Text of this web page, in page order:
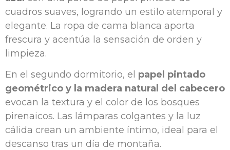
cuadros suaves, logrando un estilo atemporal y
elegante. La ropa de cama blanca aporta
frescura y acentúa la sensación de orden y
limpieza.
En el segundo dormitorio, el papel pintado
geométrico y la madera natural del cabecero
evocan la textura y el color de los bosques
pirenaicos. Las lámparas colgantes y la luz
cálida crean un ambiente íntimo, ideal para el
descanso tras un día de montaña.